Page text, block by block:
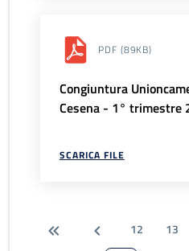
PDF (89KB)
Congiuntura
Cesena - 1° trimestre
SCARICA FILE
12 13